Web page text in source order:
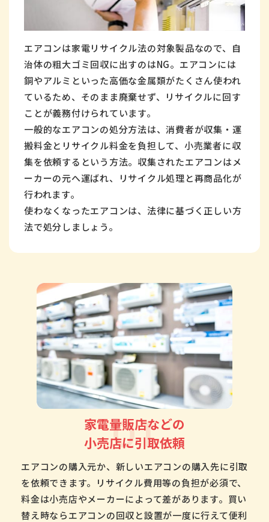
エアコンは家電リサイクル法の対象製品なので、自
治体の粗大ゴミ回収に出すのはNG。エアコンには
銅やアルミといった高価な金属類がたくさん使われ
ているため、そのまま廃棄せず、リサイクルに回す
ことが義務付けられています。
一般的なエアコンの処分方法は、消費者が収集・運
搬料金とリサイクル料金を負担して、小売業者に収
集を依頼するという方法。収集されたエアコンはメ
ーカーの元へ運ばれ、リサイクル処理と再商品化が
行われます。
使わなくなったエアコンは、法律に基づく正しい方
法で処分しましょう。
01
家電量販店などの
小売店に引取依頼
エアコンの購入元か、新しいエアコンの購入先に引取
を依頼できます。リサイクル費用等の負担が必須で、
料金は小売店やメーカーによって差があります。買い
替え時ならエアコンの回収と設置が一度に行えて便利